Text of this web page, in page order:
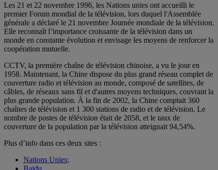
Les 21 et 22 novembre 1996, les Nations unies ont accueilli le
premier Forum mondial de la télévision, lors duquel l'Assemblée
générale a déclaré le 21 novembre Journée mondiale de la télévision.
Elle reconnaît l’importance croissante de la télévision dans un
monde en constante évolution et envisage les moyens de renforcer la
coopération mutuelle.
CCTV, la première chaîne de télévision chinoise, a vu le jour en
1958. Maintenant, la Chine dispose du plus grand réseau complet de
couverture radio et télévision au monde, composé de satellites, de
câbles, de réseaux sans fil et d'autres moyens techniques, couvrant la
plus grande population. À la fin de 2002, la Chine comptait 360
chaînes de télévision et 1 300 stations de radio et de télévision. Le
nombre de postes de télévision était de 2058, et le taux de
couverture de la population par la télévision atteignait 94,54%.
Plus d’info dans ces deux sites :
Nations Unies;
Baidu